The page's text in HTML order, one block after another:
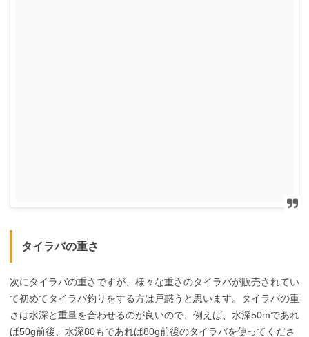
タイラバの重さ
次にタイラバの重さですが、様々な重さのタイラバが販売されてい
て初めてタイラバ釣りをする方は戸惑うと思います。タイラバの重
さは水深と重量を合わせるのが良いので、例えば、水深50mであれ
ば50g前後、水深80もであれば80g前後のタイラバを使ってくださ